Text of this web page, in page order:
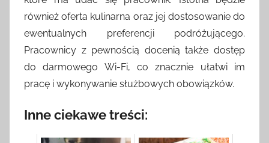
również oferta kulinarna oraz jej dostosowanie do
ewentualnych preferencji podróżującego.
Pracownicy z pewnością docenią także dostęp
do darmowego Wi-Fi, co znacznie ułatwi im
pracę i wykonywanie służbowych obowiązków.
Inne ciekawe treści: